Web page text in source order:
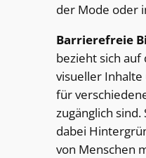
der Mode oder
Barrierefreie
bezieht sich auf
visueller
für
zugänglich
dabei
von Menschen